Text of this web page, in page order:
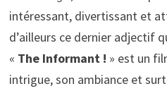
intéressant, divertissant et
d’ailleurs ce dernier adjectif
« The Informant ! » est un
intrigue, son ambiance et